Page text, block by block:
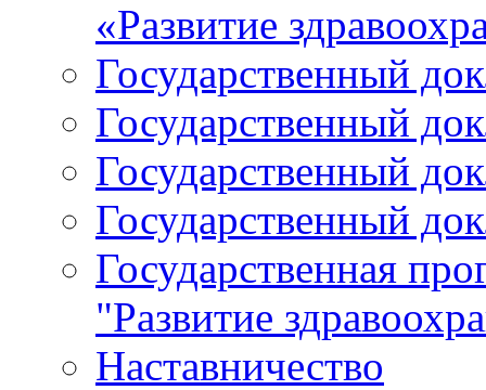
«Развитие
Государственный
Государственный
Государственный
Государственный
Государственная
"Развитие
Наставничество